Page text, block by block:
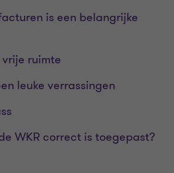
is een belangrijke
ruimte
leuke verrassingen
WKR correct is toegepast?